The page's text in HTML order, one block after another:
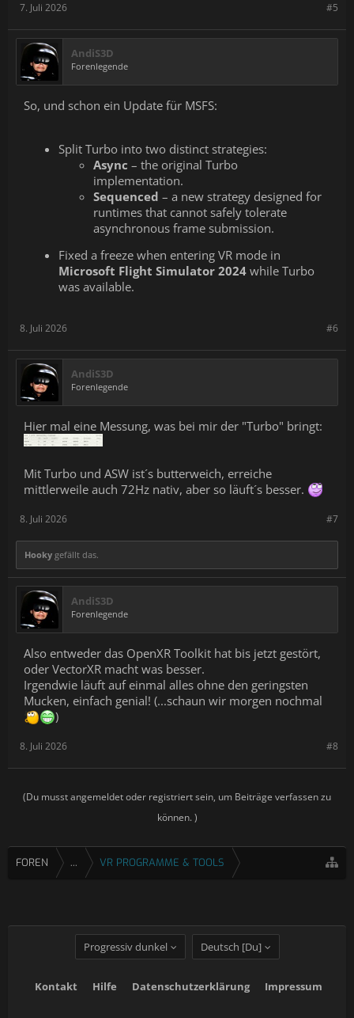
#5
7. Juli 2026
AndiS3D
Forenlegende
So, und schon ein Update für MSFS:
Split Turbo into two distinct strategies:
Async – the original Turbo
implementation.
Sequenced – a new strategy designed for
runtimes that cannot safely tolerate
asynchronous frame submission.
Fixed a freeze when entering VR mode in
Microsoft Flight Simulator 2024 while Turbo
was available.
#6
8. Juli 2026
AndiS3D
Forenlegende
Hier mal eine Messung, was bei mir der "Turbo" bringt:
Mit Turbo und ASW ist´s butterweich, erreiche
mittlerweile auch 72Hz nativ, aber so läuft´s besser.
#7
8. Juli 2026
Hooky gefällt das.
AndiS3D
Forenlegende
Also entweder das OpenXR Toolkit hat bis jetzt gestört,
oder VectorXR macht was besser.
Irgendwie läuft auf einmal alles ohne den geringsten
Mucken, einfach genial! (...schaun wir morgen nochmal
)
#8
8. Juli 2026
(Du musst angemeldet oder registriert sein, um Beiträge verfassen zu
können. )
FOREN ... VR PROGRAMME & TOOLS
Progressiv dunkel Deutsch [Du]
Kontakt Hilfe Datenschutzerklärung Impressum